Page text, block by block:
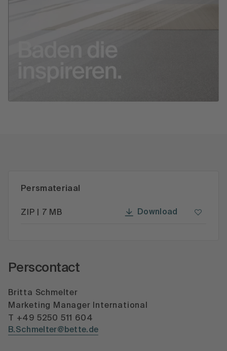
Persmateriaal
ZIP | 7 MB Download
Perscontact
Britta Schmelter
Marketing Manager International
T +49 5250 511 604
B.Schmelter@bette.de